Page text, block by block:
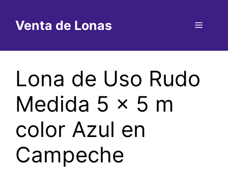
contenido
Venta de Lonas Menú
Lona de Uso Rudo
Medida 5 x 5 m
color Azul en
Campeche